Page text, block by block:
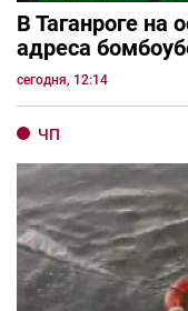
В Таганроге на
адреса
сегодня, 12:14
ЧП